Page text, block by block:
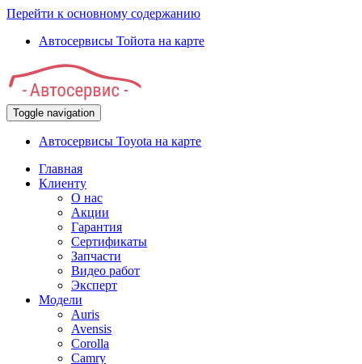
Перейти к основному содержанию
Автосервисы Тойота на карте
Toggle navigation
Автосервисы Toyota на карте
Главная
Клиенту
О нас
Акции
Гарантия
Сертификаты
Запчасти
Видео работ
Эксперт
Модели
Auris
Avensis
Corolla
Camry